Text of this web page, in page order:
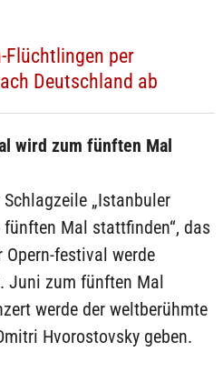
Flüchtlingen per
Deutschland ab
wird zum fünften Mal
„Istanbuler
Mal stattfinden“, das
festival werde
Juni zum fünften Mal
werde der weltberühmte
Hvorostovsky geben.